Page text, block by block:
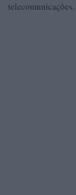
telecomunicações.